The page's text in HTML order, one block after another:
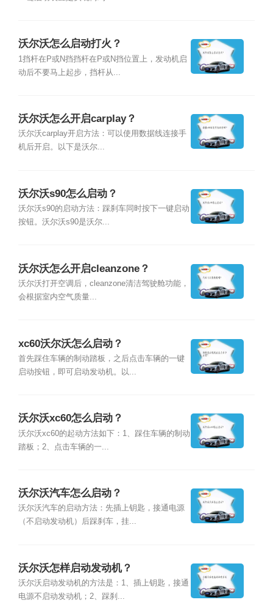
沃尔沃怎么启动打火？
1挡杆在P或N挡挡杆在P或N挡位置上，发动机启
动后不要马上起步，挡杆从...
沃尔沃怎么开启carplay？
沃尔沃carplay开启方法：可以使用数据线连接手
机后开启。以下是沃尔...
沃尔沃s90怎么启动？
沃尔沃s90的启动方法：踩刹车同时按下一键启动
按钮。沃尔沃s90是沃尔...
沃尔沃怎么开启cleanzone？
沃尔沃打开空调后，cleanzone清洁驾驶舱功能，
会根据室内空气质量...
xc60沃尔沃怎么启动？
首先踩住车辆的制动踏板，之后点击车辆的一键
启动按钮，即可启动发动机。以...
沃尔沃xc60怎么启动？
沃尔沃xc60的起动方法如下：1、踩住车辆的制动
踏板；2、点击车辆的一...
沃尔沃汽车怎么启动？
沃尔沃汽车的启动方法：先插上钥匙，接通电源
（不启动发动机）后踩刹车，挂...
沃尔沃怎样启动发动机？
沃尔沃启动发动机的方法是：1、插上钥匙，接通
电源不启动发动机；2、踩刹...